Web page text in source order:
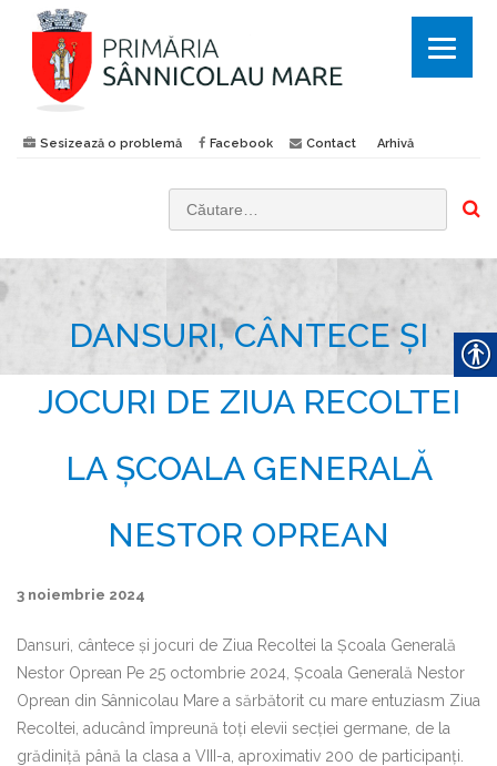
Sesizează o problemă Facebook Contact Arhivă
DANSURI, CÂNTECE ȘI
JOCURI DE ZIUA RECOLTEI
LA ȘCOALA GENERALĂ
NESTOR OPREAN
3 noiembrie 2024
Dansuri, cântece și jocuri de Ziua Recoltei la Școala Generală
Nestor Oprean Pe 25 octombrie 2024, Școala Generală Nestor
Oprean din Sânnicolau Mare a sărbătorit cu mare entuziasm Ziua
Recoltei, aducând împreună toți elevii secției germane, de la
grădiniță până la clasa a VIII-a, aproximativ 200 de participanți.